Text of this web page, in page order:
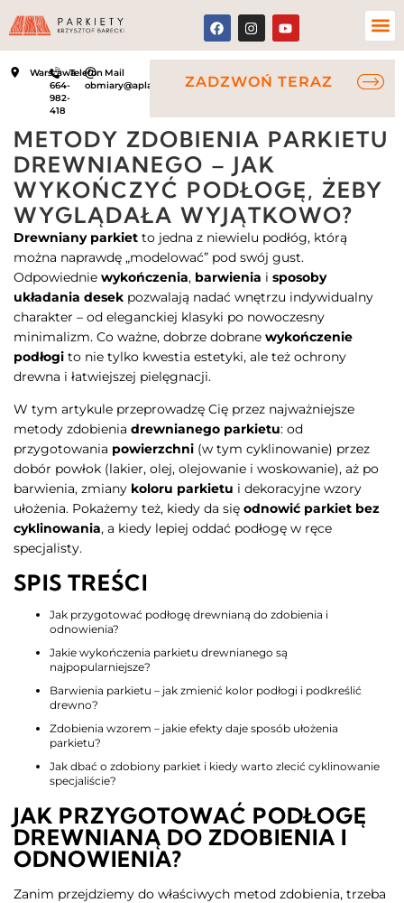
WarszawaTelefon
664-
982-
418
Mail
obmiary@aplauz.net.plZADZWOŃ TERAZ
METODY ZDOBIENIA PARKIETU
DREWNIANEGO – JAK
WYKOŃCZYĆ PODŁOGĘ, ŻEBY
WYGLĄDAŁA WYJĄTKOWO?
Drewniany parkiet to jedna z niewielu podłóg, którą
można naprawdę „modelować” pod swój gust.
Odpowiednie wykończenia, barwienia i sposoby
układania desek pozwalają nadać wnętrzu indywidualny
charakter – od eleganckiej klasyki po nowoczesny
minimalizm. Co ważne, dobrze dobrane wykończenie
podłogi to nie tylko kwestia estetyki, ale też ochrony
drewna i łatwiejszej pielęgnacji.
W tym artykule przeprowadzę Cię przez najważniejsze
metody zdobienia drewnianego parkietu: od
przygotowania powierzchni (w tym cyklinowanie) przez
dobór powłok (lakier, olej, olejowanie i woskowanie), aż po
barwienia, zmiany koloru parkietu i dekoracyjne wzory
ułożenia. Pokażemy też, kiedy da się odnowić parkiet bez
cyklinowania, a kiedy lepiej oddać podłogę w ręce
specjalisty.
SPIS TREŚCI
Jak przygotować podłogę drewnianą do zdobienia i
odnowienia?
Jakie wykończenia parkietu drewnianego są
najpopularniejsze?
Barwienia parkietu – jak zmienić kolor podłogi i podkreślić
drewno?
Zdobienia wzorem – jakie efekty daje sposób ułożenia
parkietu?
Jak dbać o zdobiony parkiet i kiedy warto zlecić cyklinowanie
specjaliście?
JAK PRZYGOTOWAĆ PODŁOGĘ
DREWNIANĄ DO ZDOBIENIA I
ODNOWIENIA?
Zanim przejdziemy do właściwych metod zdobienia, trzeba